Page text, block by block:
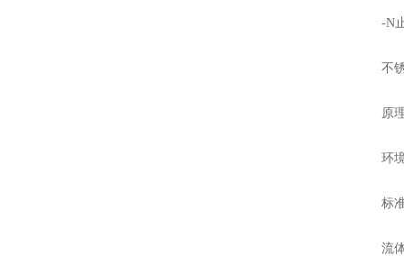
-N止
不锈
原理
环境
标准
流体